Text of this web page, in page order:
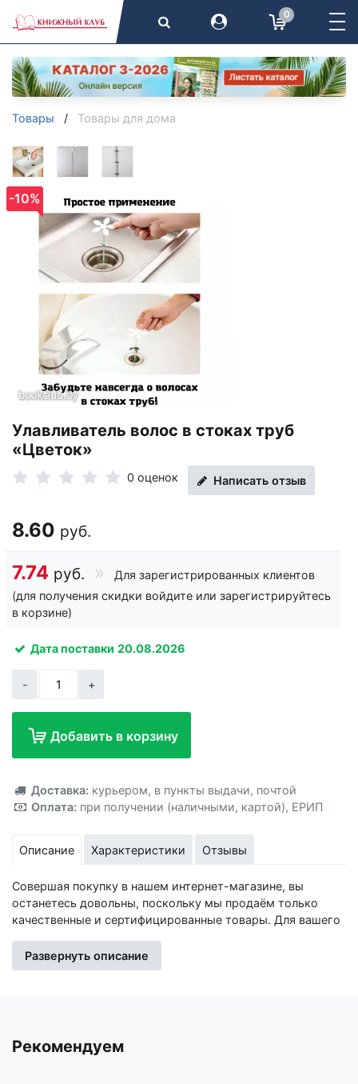
0
Товары Товары для дома
-10%
Улавливатель волос в стоках труб
«Цветок»
0 оценок Написать отзыв
8.60 руб.
7.74 руб.
Для зарегистрированных клиентов
(для получения скидки войдите или зарегистрируйтесь
в корзине)
Дата поставки 20.08.2026
- +
Добавить в корзину
Доставка: курьером, в пункты выдачи, почтой
Оплата: при получении (наличными, картой), ЕРИП
Описание Характеристики Отзывы
Совершая покупку в нашем интернет-магазине, вы
останетесь довольны, поскольку мы продаём только
качественные и сертифицированные товары. Для вашего
код товара: 417224
«Книжный Клуб», Республика Беларусь, 223060, Минская
Развернуть описание
Рекомендуем